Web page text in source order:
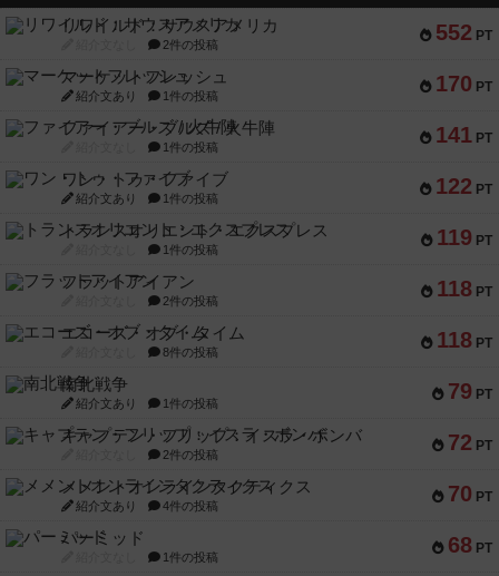
552 PT
リワイルド：サウスアメリカ
2件の投稿
170 PT
マーケットフレッシュ
紹介文あり 1件の投稿
141 PT
ファイアー・ブルズ / 火牛陣
1件の投稿
122 PT
ワン・トゥ・ファイブ
紹介文あり 1件の投稿
119 PT
トランスオリエント・エクスプレス
1件の投稿
118 PT
フラットアイアン
2件の投稿
118 PT
エコーズ・オブ・タイム
8件の投稿
79 PT
南北戦争
紹介文あり 1件の投稿
72 PT
キャプテン・フリップ：イスラ・ボンバ
2件の投稿
70 PT
メメントオンラインタクティクス
紹介文あり 4件の投稿
68 PT
パーミッド
1件の投稿